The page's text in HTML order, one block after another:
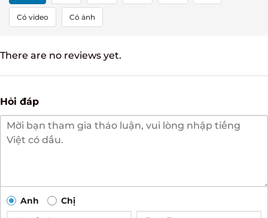
Có video Có ảnh
There are no reviews yet.
Hỏi đáp
Anh Chị